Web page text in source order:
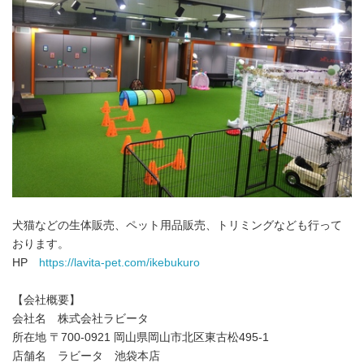
犬猫などの生体販売、ペット用品販売、トリミングなども行って
おります。
HP https://lavita-pet.com/ikebukuro
【会社概要】
会社名 株式会社ラビータ
所在地 〒700-0921 岡山県岡山市北区東古松495-1
店舗名 ラビータ 池袋本店